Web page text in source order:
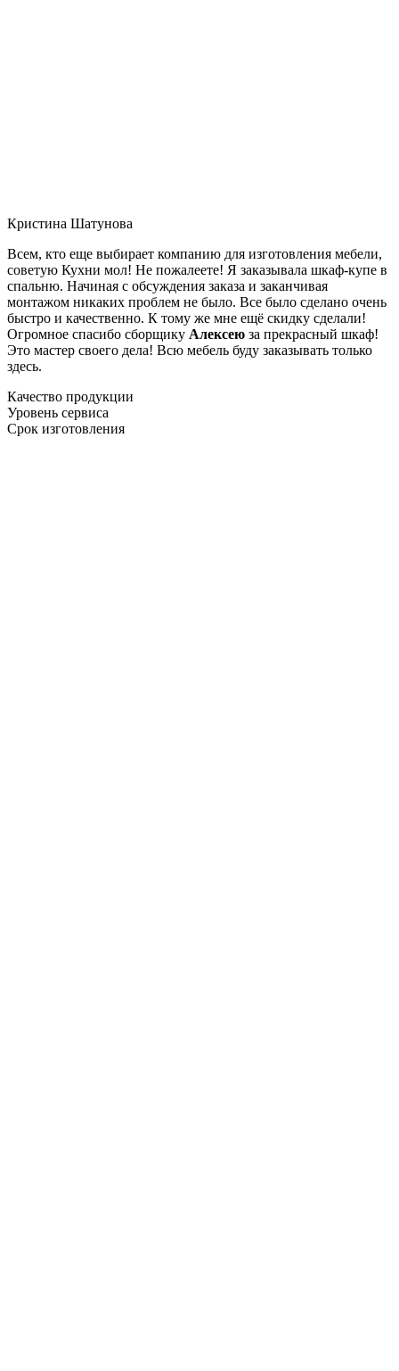
Кристина Шатунова
Всем, кто еще выбирает компанию для изготовления мебели,
советую Кухни мол! Не пожалеете! Я заказывала шкаф-купе в
спальню. Начиная с обсуждения заказа и заканчивая
монтажом никаких проблем не было. Все было сделано очень
быстро и качественно. К тому же мне ещё скидку сделали!
Огромное спасибо сборщику Алексею за прекрасный шкаф!
Это мастер своего дела! Всю мебель буду заказывать только
здесь.
Качество продукции
Уровень сервиса
Срок изготовления